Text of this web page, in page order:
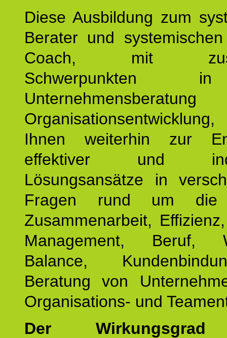
Diese Ausbildung zum
Berater und
Coach, mit
Schwerpunkten
Ihnen weiterhin zur
effektiver und
Lösungsansätze in
Fragen rund um die
Zusammenarbeit,
Management, Beruf,
Balance,
Beratung von
Organisations- und
Der